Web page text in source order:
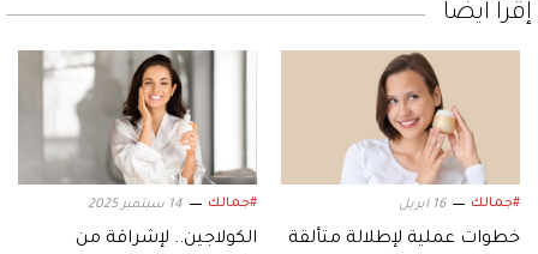
إقرأ أيضاً
#جمالك 16 ابريل
خطوات عملية لإطلالة متألقة
#جمالك 14 سبتمبر 2025
الكولاجين.. لإشراقة من